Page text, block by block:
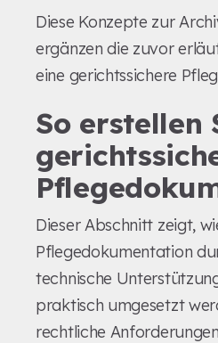
Diese Konzepte zur
ergänzen die zuvor
eine gerichtssichere
So erstellen
Dieser Abschnitt zeigt,
Pflegedokumentation
technische
praktisch umgesetzt
rechtliche